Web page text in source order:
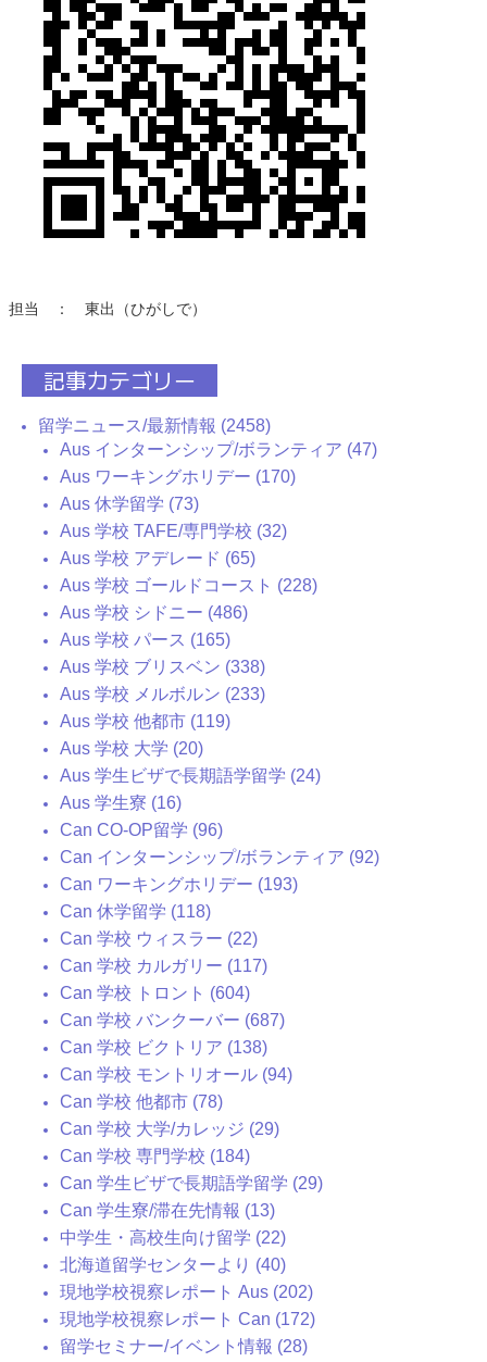
担当 ： 東出（ひがしで）
記事カテゴリー
留学ニュース/最新情報 (2458)
Aus インターンシップ/ボランティア (47)
Aus ワーキングホリデー (170)
Aus 休学留学 (73)
Aus 学校 TAFE/専門学校 (32)
Aus 学校 アデレード (65)
Aus 学校 ゴールドコースト (228)
Aus 学校 シドニー (486)
Aus 学校 パース (165)
Aus 学校 ブリスベン (338)
Aus 学校 メルボルン (233)
Aus 学校 他都市 (119)
Aus 学校 大学 (20)
Aus 学生ビザで長期語学留学 (24)
Aus 学生寮 (16)
Can CO-OP留学 (96)
Can インターンシップ/ボランティア (92)
Can ワーキングホリデー (193)
Can 休学留学 (118)
Can 学校 ウィスラー (22)
Can 学校 カルガリー (117)
Can 学校 トロント (604)
Can 学校 バンクーバー (687)
Can 学校 ビクトリア (138)
Can 学校 モントリオール (94)
Can 学校 他都市 (78)
Can 学校 大学/カレッジ (29)
Can 学校 専門学校 (184)
Can 学生ビザで長期語学留学 (29)
Can 学生寮/滞在先情報 (13)
中学生・高校生向け留学 (22)
北海道留学センターより (40)
現地学校視察レポート Aus (202)
現地学校視察レポート Can (172)
留学セミナー/イベント情報 (28)